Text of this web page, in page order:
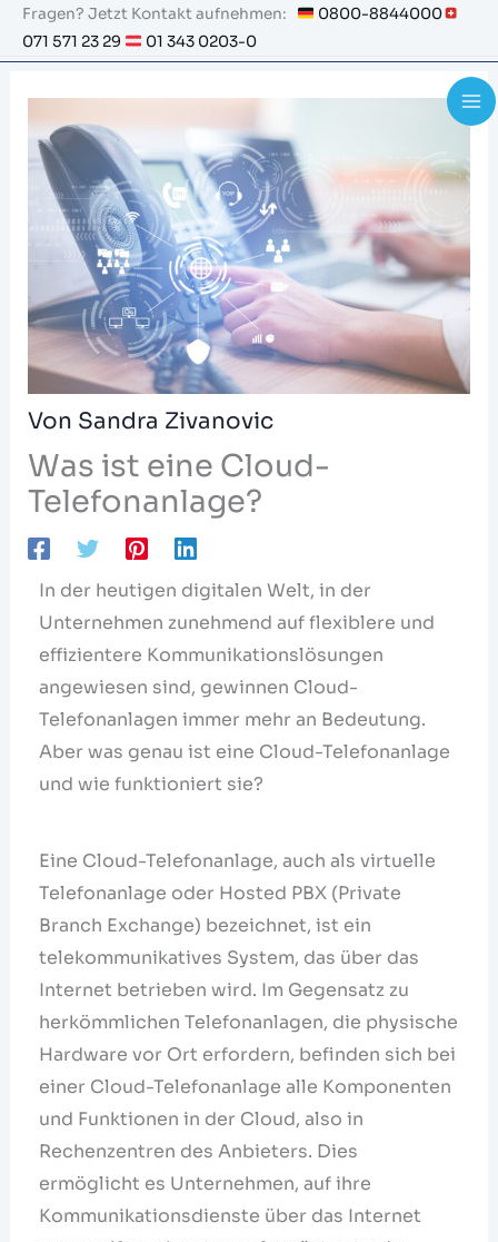
Zum
Inhalt
Fragen? Jetzt Kontakt aufnehmen:
0800-8844000
071 571 23 29
01 343 0203-0
Von Sandra Zivanovic
Was ist eine Cloud-
Telefonanlage?
In der heutigen digitalen Welt, in der
Unternehmen zunehmend auf flexiblere und
effizientere Kommunikationslösungen
angewiesen sind, gewinnen Cloud-
Telefonanlagen immer mehr an Bedeutung.
Aber was genau ist eine Cloud-Telefonanlage
und wie funktioniert sie?
Eine Cloud-Telefonanlage, auch als virtuelle
Telefonanlage oder Hosted PBX (Private
Branch Exchange) bezeichnet, ist ein
telekommunikatives System, das über das
Internet betrieben wird. Im Gegensatz zu
herkömmlichen Telefonanlagen, die physische
Hardware vor Ort erfordern, befinden sich bei
einer Cloud-Telefonanlage alle Komponenten
und Funktionen in der Cloud, also in
Rechenzentren des Anbieters. Dies
ermöglicht es Unternehmen, auf ihre
Kommunikationsdienste über das Internet